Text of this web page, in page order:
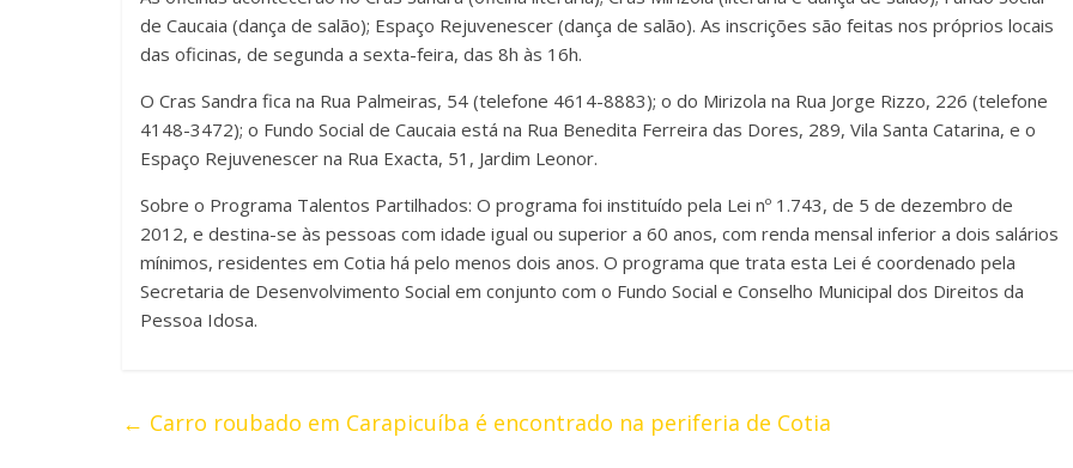
de Caucaia (dança de salão); Espaço Rejuvenescer (dança de salão). As inscrições são feitas nos próprios locais
das oficinas, de segunda a sexta-feira, das 8h às 16h.
O Cras Sandra fica na Rua Palmeiras, 54 (telefone 4614-8883); o do Mirizola na Rua Jorge Rizzo, 226 (telefone
4148-3472); o Fundo Social de Caucaia está na Rua Benedita Ferreira das Dores, 289, Vila Santa Catarina, e o
Espaço Rejuvenescer na Rua Exacta, 51, Jardim Leonor.
Sobre o Programa Talentos Partilhados: O programa foi instituído pela Lei nº 1.743, de 5 de dezembro de
2012, e destina-se às pessoas com idade igual ou superior a 60 anos, com renda mensal inferior a dois salários
mínimos, residentes em Cotia há pelo menos dois anos. O programa que trata esta Lei é coordenado pela
Secretaria de Desenvolvimento Social em conjunto com o Fundo Social e Conselho Municipal dos Direitos da
Pessoa Idosa.
← Carro roubado em Carapicuíba é encontrado na periferia de Cotia